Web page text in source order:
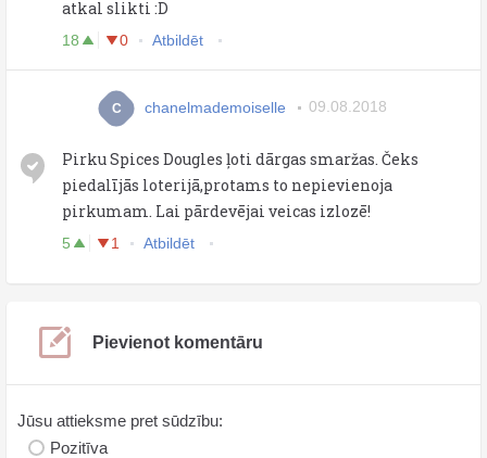
atkal slikti :D
18 0 Atbildēt
C chanelmademoiselle 09.08.2018
Pirku Spices Dougles ļoti dārgas smaržas. Čeks
piedalījās loterijā,protams to nepievienoja
pirkumam. Lai pārdevējai veicas izlozē!
5 1 Atbildēt
Pievienot komentāru
Jūsu attieksme pret sūdzību:
Pozitīva